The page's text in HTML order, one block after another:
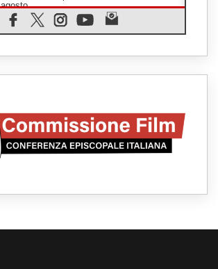
agosto
08.08.2026
Spin Time, Reina: Cristo non abita nei
senzatetto
08.08.2026
08.08.2026
Argentina, l'arcivescovo Colombo: "La
visita del Papa messaggio di pace e
dignità"